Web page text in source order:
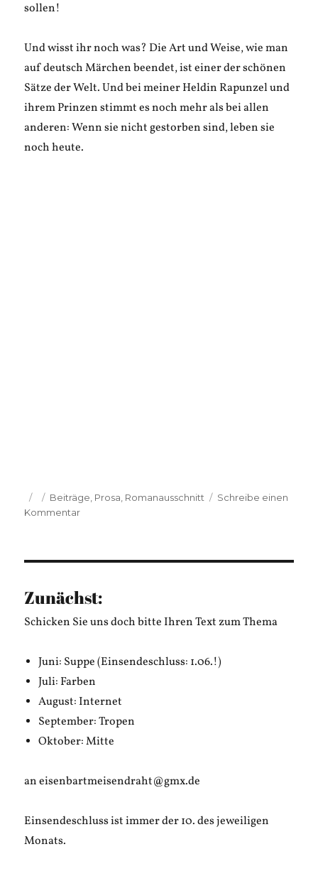
sollen!
Und wisst ihr noch was? Die Art und Weise, wie man
auf deutsch Märchen beendet, ist einer der schönen
Sätze der Welt. Und bei meiner Heldin Rapunzel und
ihrem Prinzen stimmt es noch mehr als bei allen
anderen: Wenn sie nicht gestorben sind, leben sie
noch heute.
Veröffentlicht
am
Kategorien
Beiträge Prosa Romanausschnitt
Schreibe einen
Kommentarzu
Zunächst:
Schicken Sie uns doch bitte Ihren Text zum Thema
Juni: Suppe (Einsendeschluss: 1.06.!)
Juli: Farben
August: Internet
September: Tropen
Oktober: Mitte
an eisenbartmeisendraht@gmx.de
Einsendeschluss ist immer der 10. des jeweiligen
Monats.